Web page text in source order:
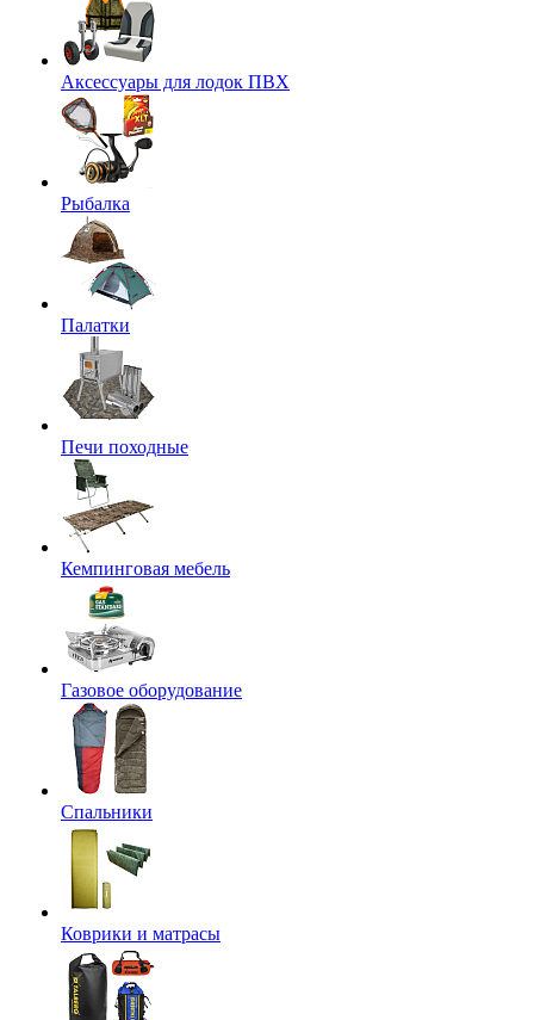
Аксессуары для лодок ПВХ
Рыбалка
Палатки
Печи походные
Кемпинговая мебель
Газовое оборудование
Спальники
Коврики и матрасы